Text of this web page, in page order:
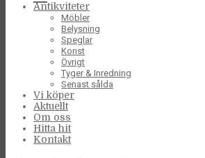
Antikviteter
Möbler
Belysning
Speglar
Konst
Övrigt
Tyger & Inredning
Senast sålda
Vi köper
Aktuellt
Om oss
Hitta hit
Kontakt